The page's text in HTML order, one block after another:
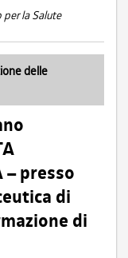
per la Salute
delle
– presso
di
di